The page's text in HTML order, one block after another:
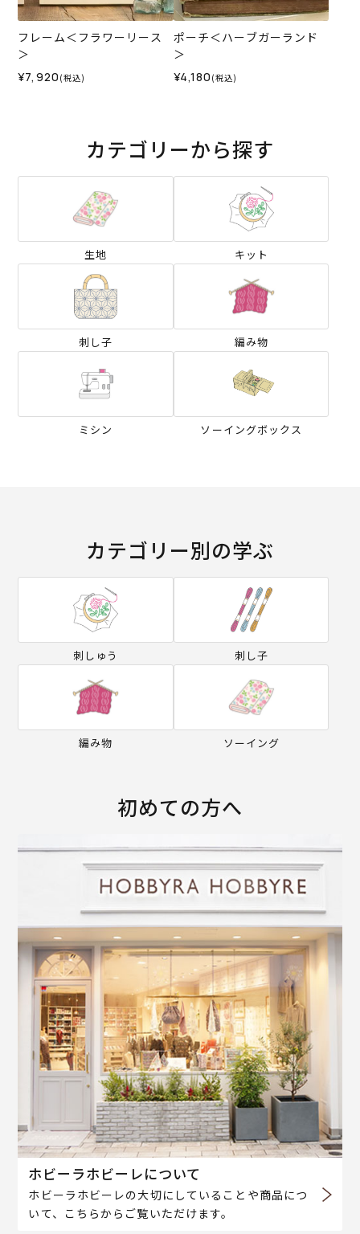
フレーム＜フラワーリース
＞
¥7,920 (税込)
ポーチ＜ハーブガーランド
＞
¥4,180 (税込)
カテゴリーから探す
生地 キット
刺し子 編み物
ミシン ソーイングボックス
カテゴリー別の学ぶ
刺しゅう 刺し子
編み物 ソーイング
初めての方へ
ホビーラホビーレについて
ホビーラホビーレの大切にしていることや商品につ
いて、こちらからご覧いただけます。